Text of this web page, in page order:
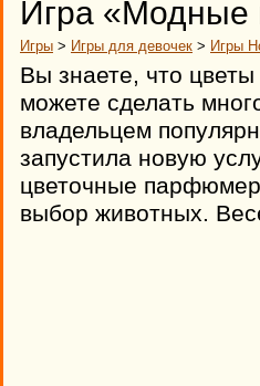
Игра «Модные
Игры > Игры для девочек > Игры
Вы знаете, что
можете сделать
владельцем
запустила новую
цветочные
выбор животных.